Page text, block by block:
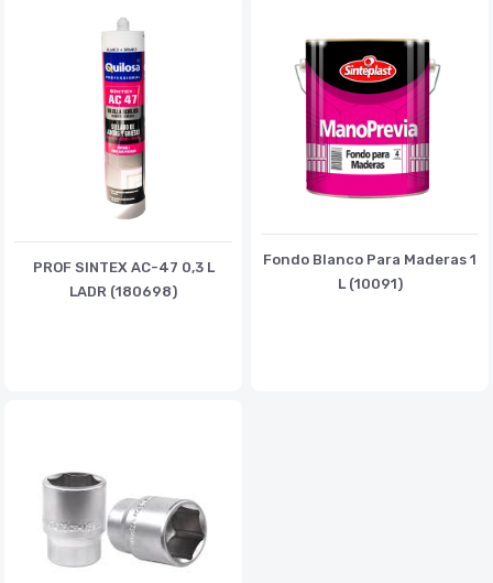
PROF SINTEX AC-47 0,3 L
LADR (180698)
Fondo Blanco Para Maderas 1
L (10091)